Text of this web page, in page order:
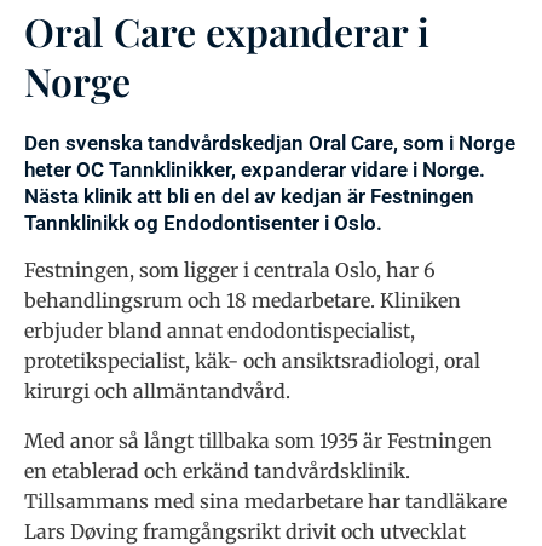
Oral Care expanderar i
Norge
Den svenska tandvårdskedjan Oral Care, som i Norge
heter OC Tannklinikker, expanderar vidare i Norge.
Nästa klinik att bli en del av kedjan är Festningen
Tannklinikk og Endodontisenter i Oslo.
Festningen, som ligger i centrala Oslo, har 6
behandlingsrum och 18 medarbetare. Kliniken
erbjuder bland annat endodontispecialist,
protetikspecialist, käk- och ansiktsradiologi, oral
kirurgi och allmäntandvård.
Med anor så långt tillbaka som 1935 är Festningen
en etablerad och erkänd tandvårdsklinik.
Tillsammans med sina medarbetare har tandläkare
Lars Døving framgångsrikt drivit och utvecklat